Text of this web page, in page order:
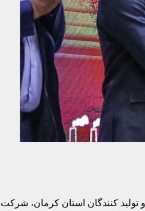
کنندگان استان کرمان،